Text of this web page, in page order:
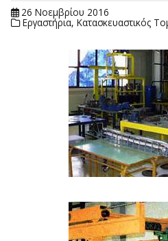
26 Νοεμβρίου 2016
Εργαστήρια,Κατασκευαστικός